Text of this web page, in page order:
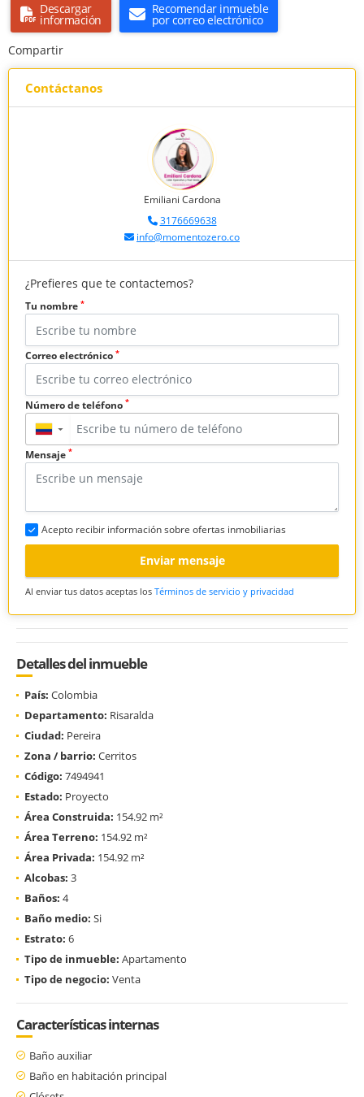
Descargar
información
Recomendar inmueble
por correo electrónico
Compartir
Contáctanos
Emiliani Cardona
3176669638
info@momentozero.co
¿Prefieres que te contactemos?
Tu nombre *
Correo electrónico *
Número de teléfono *
▼
Mensaje *
Acepto recibir información sobre ofertas inmobiliarias
Enviar mensaje
Al enviar tus datos aceptas los Términos de servicio y privacidad
Detalles del inmueble
País: Colombia
Departamento: Risaralda
Ciudad: Pereira
Zona / barrio: Cerritos
Código: 7494941
Estado: Proyecto
Área Construida: 154.92 m²
Área Terreno: 154.92 m²
Área Privada: 154.92 m²
Alcobas: 3
Baños: 4
Baño medio: Si
Estrato: 6
Tipo de inmueble: Apartamento
Tipo de negocio: Venta
Características internas
Baño auxiliar
Baño en habitación principal